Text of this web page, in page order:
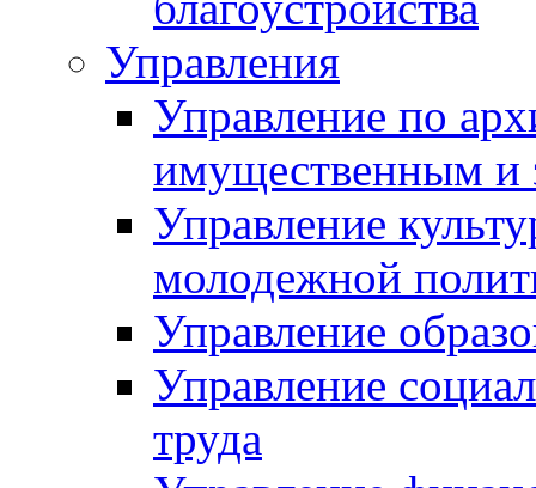
Управления
Управление по
имущественным и
Управление
молодежной
Управление
Управление
труда